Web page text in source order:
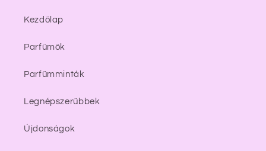
Kezdőlap
Parfümök
Parfümminták
Legnépszerűbbek
Újdonságok